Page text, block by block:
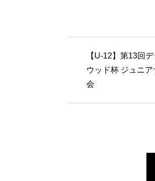
【U-12】第13回
ウッド杯 ジュニ
会